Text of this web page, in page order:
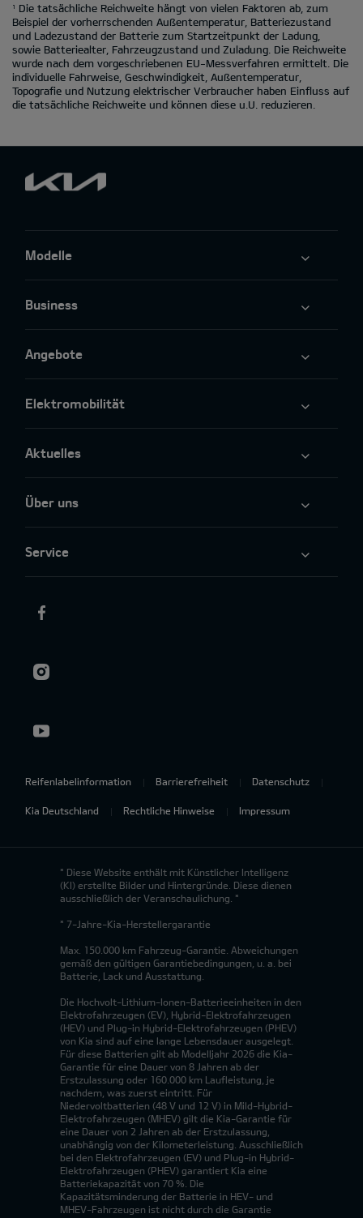
1
Die tatsächliche Reichweite hängt von vielen Faktoren ab, zum
Beispiel der vorherrschenden Außentemperatur, Batteriezustand
und Ladezustand der Batterie zum Startzeitpunkt der Ladung,
sowie Batteriealter, Fahrzeugzustand und Zuladung. Die Reichweite
wurde nach dem vorgeschriebenen EU-Messverfahren ermittelt. Die
individuelle Fahrweise, Geschwindigkeit, Außentemperatur,
Topografie und Nutzung elektrischer Verbraucher haben Einfluss auf
die tatsächliche Reichweite und können diese u.U. reduzieren.
Modelle
Business
Angebote
Elektromobilität
Aktuelles
Über uns
Service
Reifenlabelinformation Barrierefreiheit Datenschutz
Kia Deutschland Rechtliche Hinweise Impressum
* Diese Website enthält mit Künstlicher Intelligenz
(KI) erstellte Bilder und Hintergründe. Diese dienen
ausschließlich der Veranschaulichung. *
* 7-Jahre-Kia-Herstellergarantie
Max. 150.000 km Fahrzeug-Garantie. Abweichungen
gemäß den gültigen Garantiebedingungen, u. a. bei
Batterie, Lack und Ausstattung.
Die Hochvolt-Lithium-Ionen-Batterieeinheiten in den
Elektrofahrzeugen (EV), Hybrid-Elektrofahrzeugen
(HEV) und Plug-in Hybrid-Elektrofahrzeugen (PHEV)
von Kia sind auf eine lange Lebensdauer ausgelegt.
Für diese Batterien gilt ab Modelljahr 2026 die Kia-
Garantie für eine Dauer von 8 Jahren ab der
Erstzulassung oder 160.000 km Laufleistung, je
nachdem, was zuerst eintritt. Für
Niedervoltbatterien (48 V und 12 V) in Mild-Hybrid-
Elektrofahrzeugen (MHEV) gilt die Kia-Garantie für
eine Dauer von 2 Jahren ab der Erstzulassung,
unabhängig von der Kilometerleistung. Ausschließlich
bei den Elektrofahrzeugen (EV) und Plug-in Hybrid-
Elektrofahrzeugen (PHEV) garantiert Kia eine
Batteriekapazität von 70 %. Die
Kapazitätsminderung der Batterie in HEV- und
MHEV-Fahrzeugen ist nicht durch die Garantie